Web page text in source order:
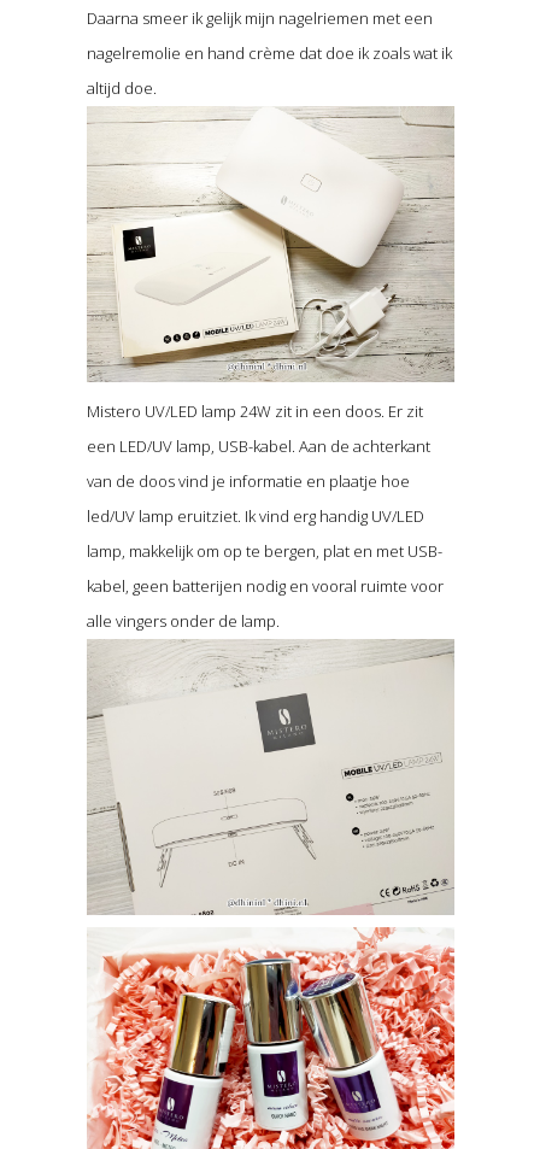
Daarna smeer ik gelijk mijn nagelriemen met een
nagelremolie en hand crème dat doe ik zoals wat ik
altijd doe.
Mistero UV/LED lamp 24W zit in een doos. Er zit
een LED/UV lamp, USB-kabel. Aan de achterkant
van de doos vind je informatie en plaatje hoe
led/UV lamp eruitziet. Ik vind erg handig UV/LED
lamp, makkelijk om op te bergen, plat en met USB-
kabel, geen batterijen nodig en vooral ruimte voor
alle vingers onder de lamp.